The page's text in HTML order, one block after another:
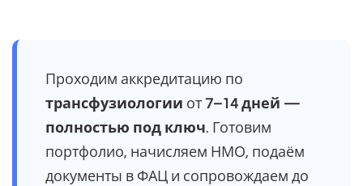
Проходим аккредитацию по
трансфузиологии от 7–14 дней —
полностью под ключ. Готовим
портфолио, начисляем НМО, подаём
документы в ФАЦ и сопровождаем до